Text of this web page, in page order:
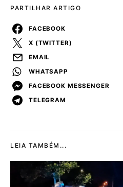
PARTILHAR ARTIGO
FACEBOOK
X (TWITTER)
EMAIL
WHATSAPP
FACEBOOK MESSENGER
TELEGRAM
LEIA TAMBÉM...